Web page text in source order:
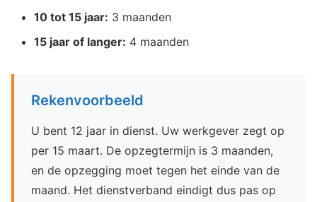
10 tot 15 jaar: 3 maanden
15 jaar of langer: 4 maanden
Rekenvoorbeeld
U bent 12 jaar in dienst. Uw werkgever zegt op
per 15 maart. De opzegtermijn is 3 maanden,
en de opzegging moet tegen het einde van de
maand. Het dienstverband eindigt dus pas op